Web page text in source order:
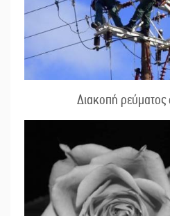
Διακοπή ρεύματος